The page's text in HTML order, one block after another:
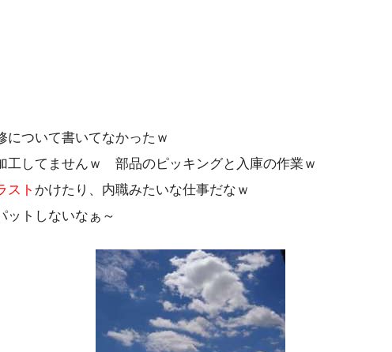
について書いてなかったｗ
工してませんｗ 部品のピッキングと入庫の作業ｗ
スト かけたり、内職みたいな仕事だなｗ
ットしないなぁ～